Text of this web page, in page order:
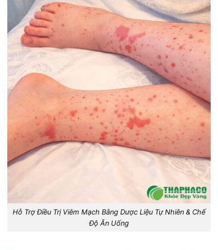
Hỗ Trợ Điều Trị Viêm Mạch Bằng Dược Liệu Tự Nhiên & Chế
Độ Ăn Uống